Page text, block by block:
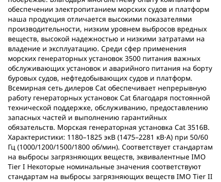
обеспечении электропитанием морских судов и платформ
наша продукция отличается высокими показателями
производительности, низким уровнем выбросов вредных
веществ, высокой надежностью и низкими затратами на
владение и эксплуатацию. Среди сфер применения
морских генераторных установок 3500 питания важных
обслуживающих установок и аварийного питания на борту
буровых судов, нефтедобывающих судов и платформ.
Всемирная сеть дилеров Cat обеспечивает непрерывную
работу генераторных установок Cat благодаря постоянной
технической поддержке, обслуживанию, предоставлению
запасных частей и выполнению гарантийных
обязательств. Морская генераторная установка Cat 3516B.
Характеристики: 1180–1825 экВ (1475–2281 кВ·А) при 50/60
Гц (1000/1200/1500/1800 об/мин). Соответствует стандартам
на выбросы загрязняющих веществ, эквивалентные IMO
Tier I Некоторые номинальные значения соответствуют
стандартам на выбросы загрязняющих веществ IMO Tier II